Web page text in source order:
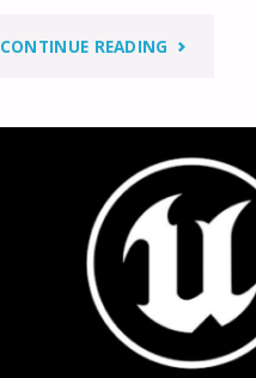
CONTINUE READING "LES
QUE
AVEC
UNREAL